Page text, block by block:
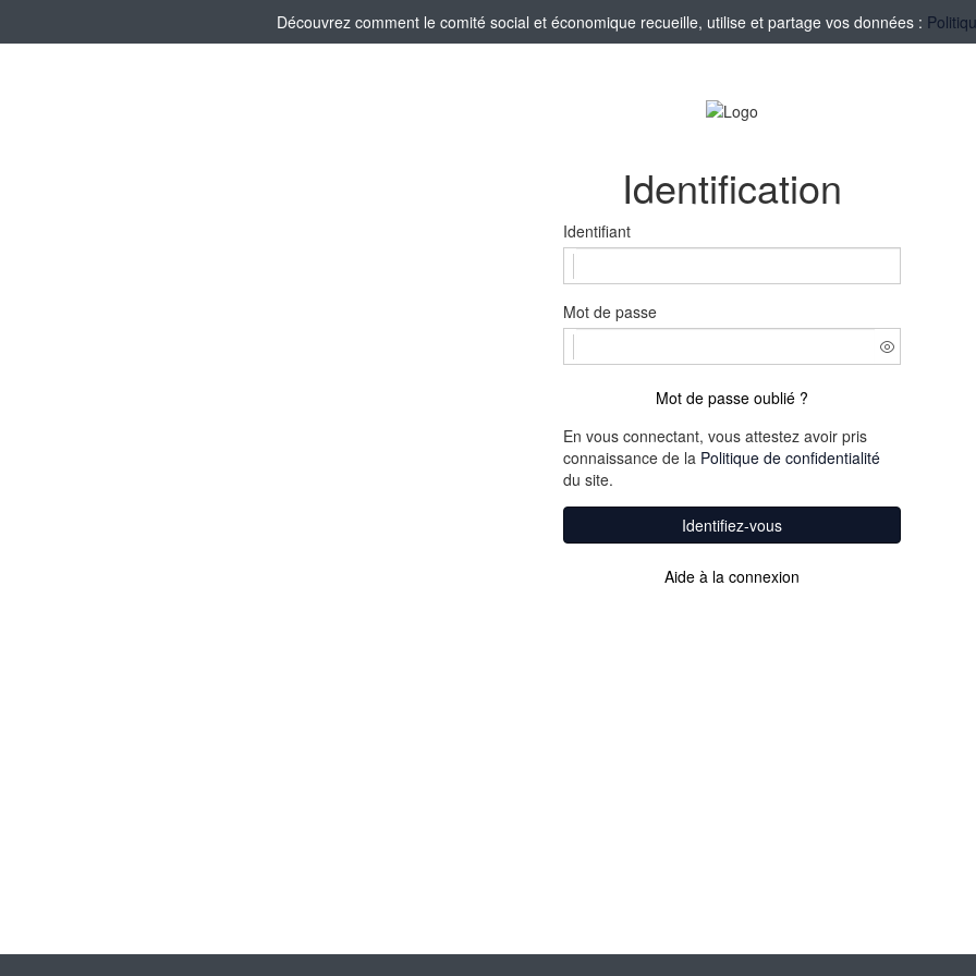
Découvrez comment le comité social et économique recueille, utilise et partage vos données :
Identification
Identifiant
Mot de passe
Mot de passe oublié ?
En vous connectant, vous attestez avoir pris
connaissance de la Politique de confidentialité
du site.
Identifiez-vous
Aide à la connexion